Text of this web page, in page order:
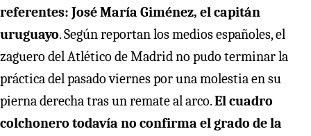
referentes: José María Giménez, el capitán
uruguayo. Según reportan los medios españoles, el
zaguero del Atlético de Madrid no pudo terminar la
práctica del pasado viernes por una molestia en su
pierna derecha tras un remate al arco.El cuadro
colchonero todavía no confirma el grado de la